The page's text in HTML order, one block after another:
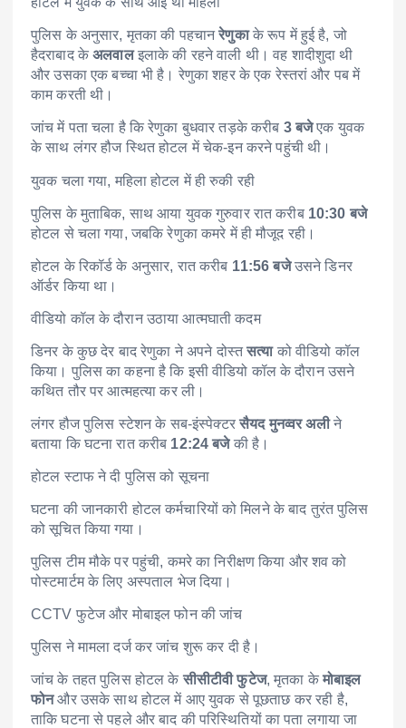
पुलिस के अनुसार, मृतका की पहचानरेणुकाके रूप में हुई है, जो
हैदराबाद केअलवालइलाके की रहने वाली थी। वह शादीशुदा थी
और उसका एक बच्चा भी है। रेणुका शहर के एक रेस्तरां और पब में
काम करती थी।
जांच में पता चला है कि रेणुका बुधवार तड़के करीब 3 बजेएक युवक
के साथ लंगर हौज स्थित होटल में चेक-इन करने पहुंची थी।
युवक चला गया, महिला होटल में ही रुकी रही
पुलिस के मुताबिक, साथ आया युवक गुरुवार रात करीब 10:30 बजे
होटल से चला गया, जबकि रेणुका कमरे में ही मौजूद रही।
होटल के रिकॉर्ड के अनुसार, रात करीब 11:56 बजेउसने डिनर
ऑर्डर किया था।
वीडियो कॉल के दौरान उठाया आत्मघाती कदम
डिनर के कुछ देर बाद रेणुका ने अपने दोस्तसत्याको वीडियो कॉल
किया। पुलिस का कहना है कि इसी वीडियो कॉल के दौरान उसने
कथित तौर पर आत्महत्या कर ली।
लंगर हौज पुलिस स्टेशन के सब-इंस्पेक्टरसैयद मुनव्वर अलीने
बताया कि घटना रात करीब 12:24 बजेकी है।
होटल स्टाफ ने दी पुलिस को सूचना
घटना की जानकारी होटल कर्मचारियों को मिलने के बाद तुरंत पुलिस
को सूचित किया गया।
पुलिस टीम मौके पर पहुंची, कमरे का निरीक्षण किया और शव को
पोस्टमार्टम के लिए अस्पताल भेज दिया।
CCTV फुटेज और मोबाइल फोन की जांच
पुलिस ने मामला दर्ज कर जांच शुरू कर दी है।
जांच के तहत पुलिस होटल केसीसीटीवी फुटेज, मृतका केमोबाइल
फोनऔर उसके साथ होटल में आए युवक से पूछताछ कर रही है,
ताकि घटना से पहले और बाद की परिस्थितियों का पता लगाया जा